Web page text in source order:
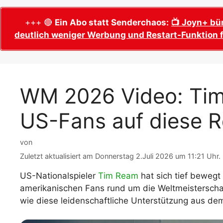
Wer wird Fußball-Weltmeister 2026?
Alle WM 2026 Trainer
Alle Fußball Weltmeister
Adidas Trionda: offizielle WM 2026
Spielball
Alle Nationalspieler der FIFA Fußball WM
2026
WM 2026 Qualifikation in Europa: Tabelle
& Spielplan
WM 2026
Termine,
WM 2026
WM 2026
WM 2026
Spielort
Weltmeister,
Fußball WM
Ausfüllen &
Fußball
PDF zum
+++ 🔴 Ein Abo statt Senderchaos: 📺 Joyn+
deutlich weniger Werbung und Restart-
WM 2026 Video:
US-Fans auf diese
von
Zuletzt aktualisiert am Donnerstag 2.Juli 2026 um 11:21 Uhr.
US-Nationalspieler Tim Ream hat sich tief bewegt
amerikanischen Fans rund um die
wie diese leidenschaftliche Unterstützung aus